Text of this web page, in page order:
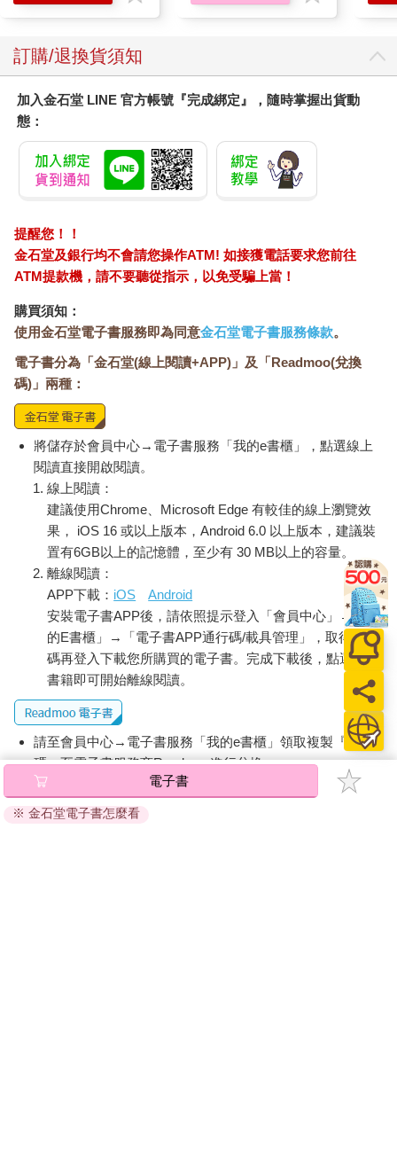
訂購/退換貨須知
加入金石堂 LINE 官方帳號『完成綁定』，隨時掌握出貨動
態：
提醒您！！
金石堂及銀行均不會請您操作ATM! 如接獲電話要求您前往
ATM提款機，請不要聽從指示，以免受騙上當！
購買須知：
使用金石堂電子書服務即為同意金石堂電子書服務條款。
電子書分為「金石堂(線上閱讀+APP)」及「Readmoo(兌換
碼)」兩種：
將儲存於會員中心→電子書服務「我的e書櫃」，點選線上
閱讀直接開啟閱讀。
線上閱讀：
建議使用Chrome、Microsoft Edge 有較佳的線上瀏覽效
果， iOS 16 或以上版本，Android 6.0 以上版本，建議裝
置有6GB以上的記憶體，至少有 30 MB以上的容量。
離線閱讀：
APP下載： iOS
Android
安裝電子書APP後，請依照提示登入「會員中心」→「我
的E書櫃」→「電子書APP通行碼/載具管理」，取得通行
碼再登入下載您所購買的電子書。完成下載後，點選任一
書籍即可開始離線閱讀。
請至會員中心→電子書服務「我的e書櫃」領取複製『兌換
碼』至電子書服務商Readmoo進行兌換。
退換貨須知：
因版權保護，您在金石堂所購買的電子書僅能以金石堂專屬
電子書
※ 金石堂電子書怎麼看